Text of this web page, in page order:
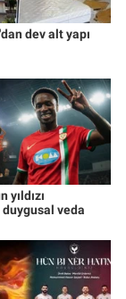
dev alt yapı
yıldızı
veda